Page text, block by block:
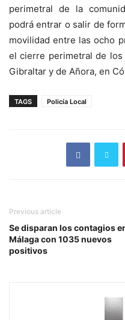
perimetral de la
podrá entrar o salir de
movilidad entre las ocho
el cierre perimetral de
Gibraltar y de Añora, en
TAGS Policía Local
Previous article
Se disparan los contagios
Málaga con 1035 nuevos
positivos